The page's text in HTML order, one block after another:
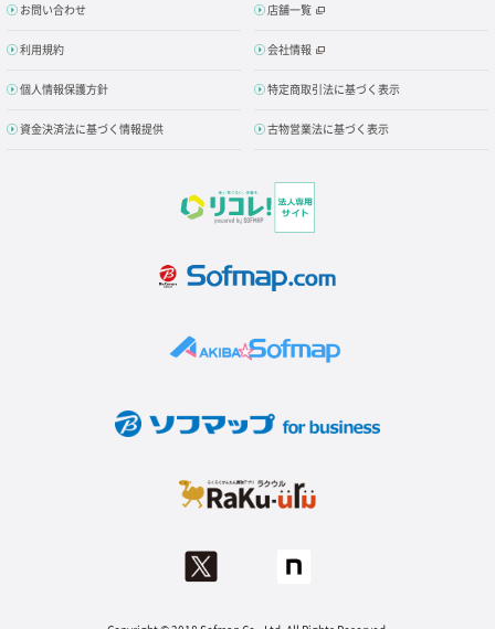
お問い合わせ 店舗一覧
利用規約 会社情報
個人情報保護方針 特定商取引法に基づく表示
資金決済法に基づく情報提供 古物営業法に基づく表示